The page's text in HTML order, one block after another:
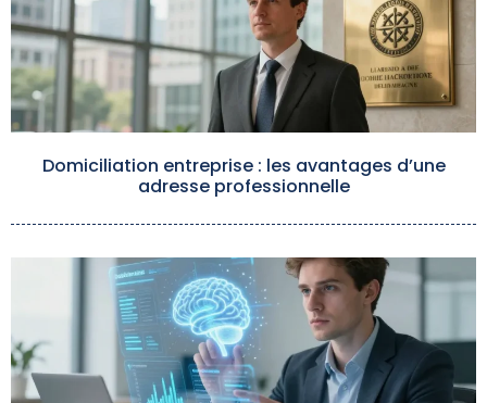
Domiciliation entreprise : les avantages d’une
adresse professionnelle